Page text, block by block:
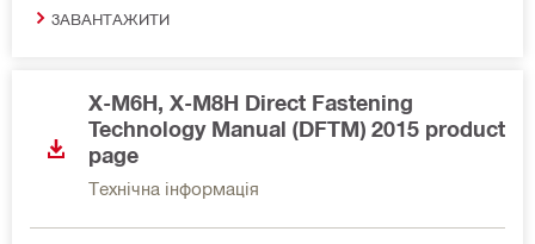
ЗАВАНТАЖИТИ
X-M6H, X-M8H Direct Fastening
Technology Manual (DFTM) 2015 product
page
Технічна інформація